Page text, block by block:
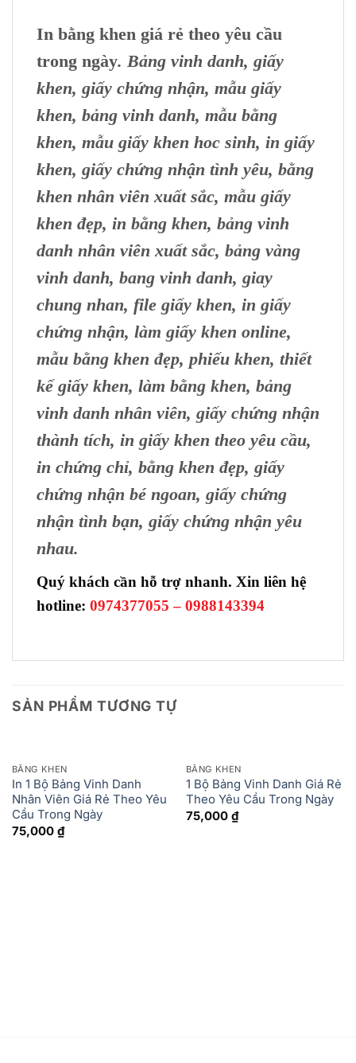
In bằng khen giá rẻ theo yêu cầu
trong ngày. Bảng vinh danh, giấy
khen, giấy chứng nhận, mẫu giấy
khen, bảng vinh danh, mẫu bằng
khen, mẫu giấy khen hoc sinh, in giấy
khen, giấy chứng nhận tình yêu, bằng
khen nhân viên xuất sắc, mẫu giấy
khen đẹp, in bằng khen, bảng vinh
danh nhân viên xuất sắc, bảng vàng
vinh danh, bang vinh danh, giay
chung nhan, file giấy khen, in giấy
chứng nhận, làm giấy khen online,
mẫu bằng khen đẹp, phiếu khen, thiết
kế giấy khen, làm bằng khen, bảng
vinh danh nhân viên, giấy chứng nhận
thành tích, in giấy khen theo yêu cầu,
in chứng chỉ, bằng khen đẹp, giấy
chứng nhận bé ngoan, giấy chứng
nhận tình bạn, giấy chứng nhận yêu
nhau.
Quý khách cần hỗ trợ nhanh. Xin liên hệ
hotline: 0974377055 – 0988143394
SẢN PHẨM TƯƠNG TỰ
BẰNG KHEN
In 1 Bộ Bảng Vinh Danh
Nhân Viên Giá Rẻ Theo Yêu
Cầu Trong Ngày
75,000 ₫
BẰNG KHEN
1 Bộ Bảng Vinh Danh Giá Rẻ
Theo Yêu Cầu Trong Ngày
75,000 ₫